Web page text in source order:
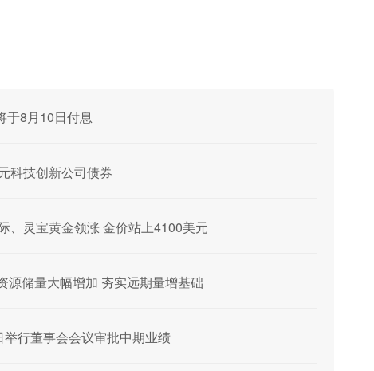
于8月10日付息
科技创新公司债券
、灵宝黄金领涨 金价站上4100美元
源储量大幅增加 夯实远期量增基础
行董事会会议审批中期业绩